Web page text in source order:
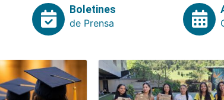
Boletines
de Prensa